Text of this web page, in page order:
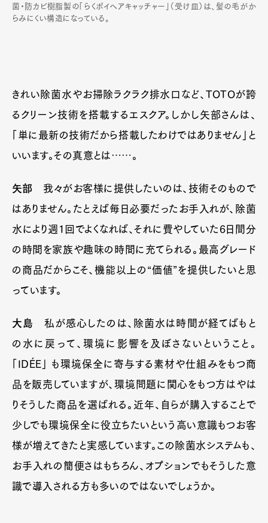
菌・防カビ樹脂製の「らくポイヘアキャッチャー」（受け皿）は、髪の毛がか
らみにくい構造になっている。
きれい除菌水やお掃除ラクラク排水口など、TOTOが誇
るクリーン技術を搭載するエスクア。しかし矢部さんは、
「単に最新の技術だから搭載したわけではありません」と
いいます。その真意とは……。
矢部 我々がお客様に提供したいのは、技術そのもので
はありません。たとえば毎日必要だったお手入れが、除菌
水により週1回でよくなれば、それに費やしていた6日間分
の時間を家族や趣味の時間に充てられる。最高グレード
の商品だからこそ、機能以上の“価値”を提供したいと思
っています。
大島私が感心したのは、除菌水は時間が経てばもと
の水に戻って、環境に影響を及ぼさないということ。
「IDÉE」 も環境保全に寄与する素材や仕組みをもつ商
品を販売していますが、環境問題に関心をもつ方はやは
りそうした商品を選ばれる。近年、自らが購入することで
少しでも環境保全に役立ちたいという高い意識もつお客
様が増えてきたと実感しています。この除菌水システムも、
お手入れの簡便さはもちろん、オプションでもそうした意
識で導入される方も多いのではないでしょうか。